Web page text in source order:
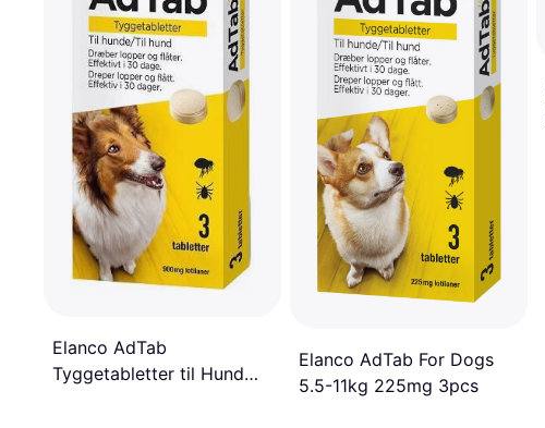
Elanco AdTab
Tyggetabletter til Hund
Elanco AdTab For Dogs
5.5-11kg 225mg 3pcs